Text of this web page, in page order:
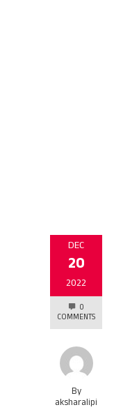
DEC
20
2022
0
COMMENTS
By
aksharalipi